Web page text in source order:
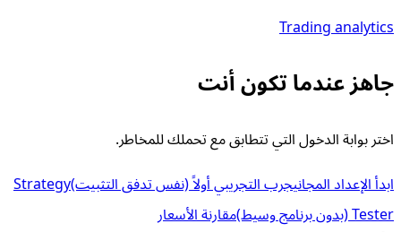
Trading analytics
جاهز عندما تكون أنت
اختر بوابة الدخول التي تتطابق مع تحملك للمخاطر.
ابدأ الإعداد المجانيجرب التجريبي أولاً (نفس تدفق التثبيت)Strategy
Tester (بدون برنامج وسيط)
مقارنة الأسعار